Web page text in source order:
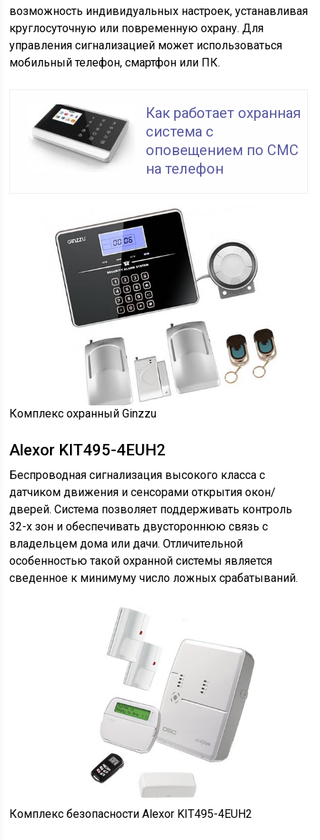
возможность индивидуальных настроек, устанавливая
круглосуточную или повременную охрану. Для
управления сигнализацией может использоваться
мобильный телефон, смартфон или ПК.
Как работает охранная
система с
оповещением по СМС
на телефон
Комплекс охранный Ginzzu
Alexor KIT495-4EUH2
Беспроводная сигнализация высокого класса с
датчиком движения и сенсорами открытия окон/
дверей. Система позволяет поддерживать контроль
32-х зон и обеспечивать двустороннюю связь с
владельцем дома или дачи. Отличительной
особенностью такой охранной системы является
сведенное к минимуму число ложных срабатываний.
Комплекс безопасности Alexor KIT495-4EUH2